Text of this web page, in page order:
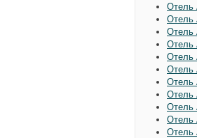
Отель
Отель
Отель
Отель
Отель
Отель
Отель
Отель
Отель
Отель
Отель